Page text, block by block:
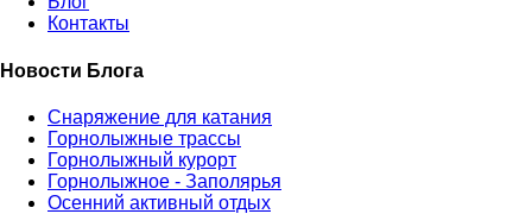
Контакты
Новости Блога
Снаряжение для катания
Горнолыжные трассы
Горнолыжный курорт
Горнолыжное - Заполярья
Осенний активный отдых